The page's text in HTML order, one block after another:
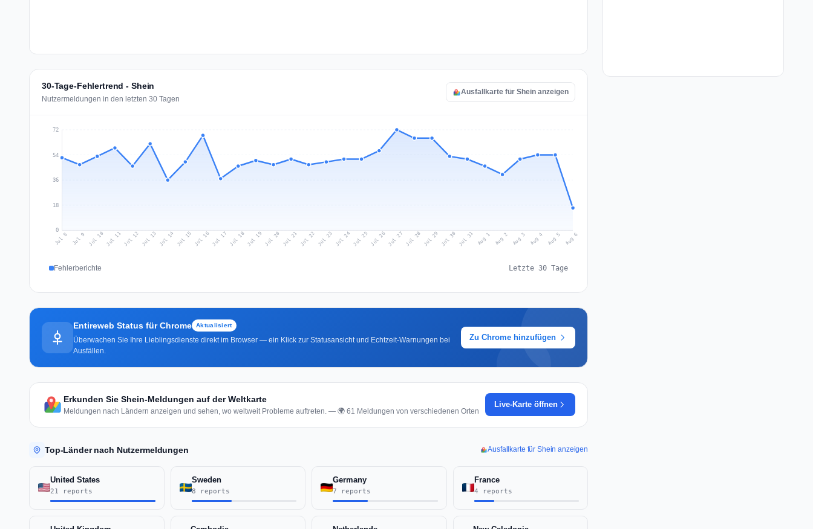
30-Tage-Fehlertrend - Shein
Nutzermeldungen in den letzten 30 Tagen
Ausfallkarte für Shein anzeigen
0
18
36
54
72
Jul 8 Jul 9 Jul 10 Jul 11Jul 12 Jul 13 Jul 14 Jul 15 Jul 16Jul 17 Jul 18Jul 19 Jul 20 Jul 21 Jul 22 Jul 23 Jul 24Jul 25 Jul 26Jul 27 Jul 28 Jul 29 Jul 30 Jul 31 Aug 1 Aug 2 Aug 3 Aug 4 Aug 5 Aug 6
Fehlerberichte Letzte 30 Tage
Entireweb Status für Chrome Aktualisiert
Überwachen Sie Ihre Lieblingsdienste direkt im Browser — ein Klick zur Statusansicht und Echtzeit-Warnungen bei
Ausfällen.
Zu Chrome hinzufügen
Erkunden Sie Shein-Meldungen auf der Weltkarte
Meldungen nach Ländern anzeigen und sehen, wo weltweit Probleme auftreten. — 🌍 61 Meldungen von verschiedenen Orten
Live-Karte öffnen
Top-Länder nach Nutzermeldungen Ausfallkarte für Shein anzeigen
United States
21 reports
Sweden
8 reports
Germany
7 reports
France
4 reports